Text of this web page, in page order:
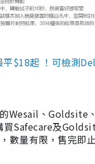
平$18起 ！可檢測
Wesail、Goldsite
Safecare及
數量有限，售完即